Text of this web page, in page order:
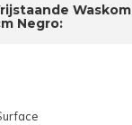
Negro: